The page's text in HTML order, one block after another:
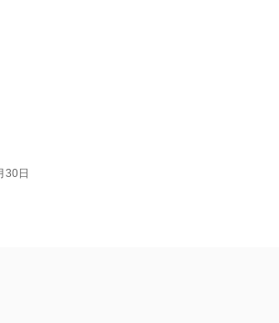
30日